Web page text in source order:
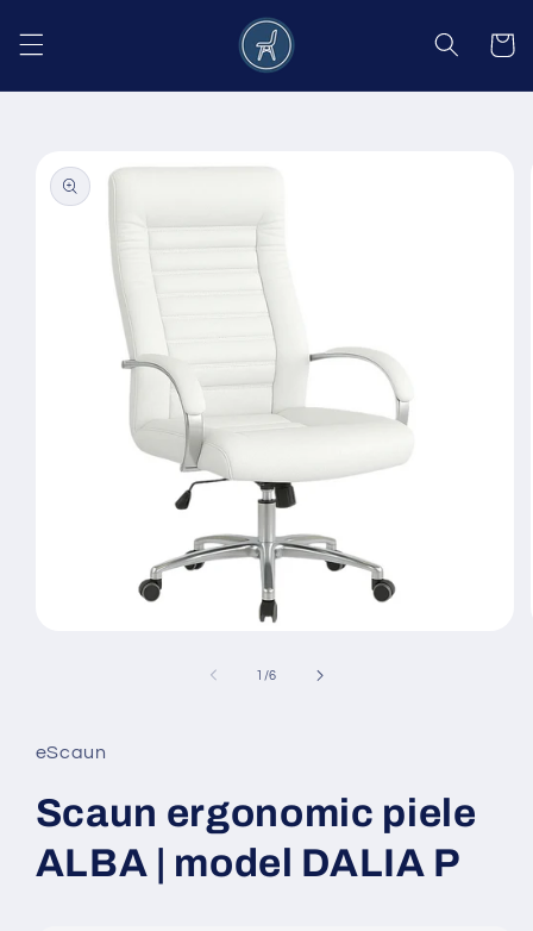
conținut
Coș
informațiile
despre
produs
fereastră
modală
1 /din
6
eScaun
Scaun ergonomic piele
ALBA | model DALIA P